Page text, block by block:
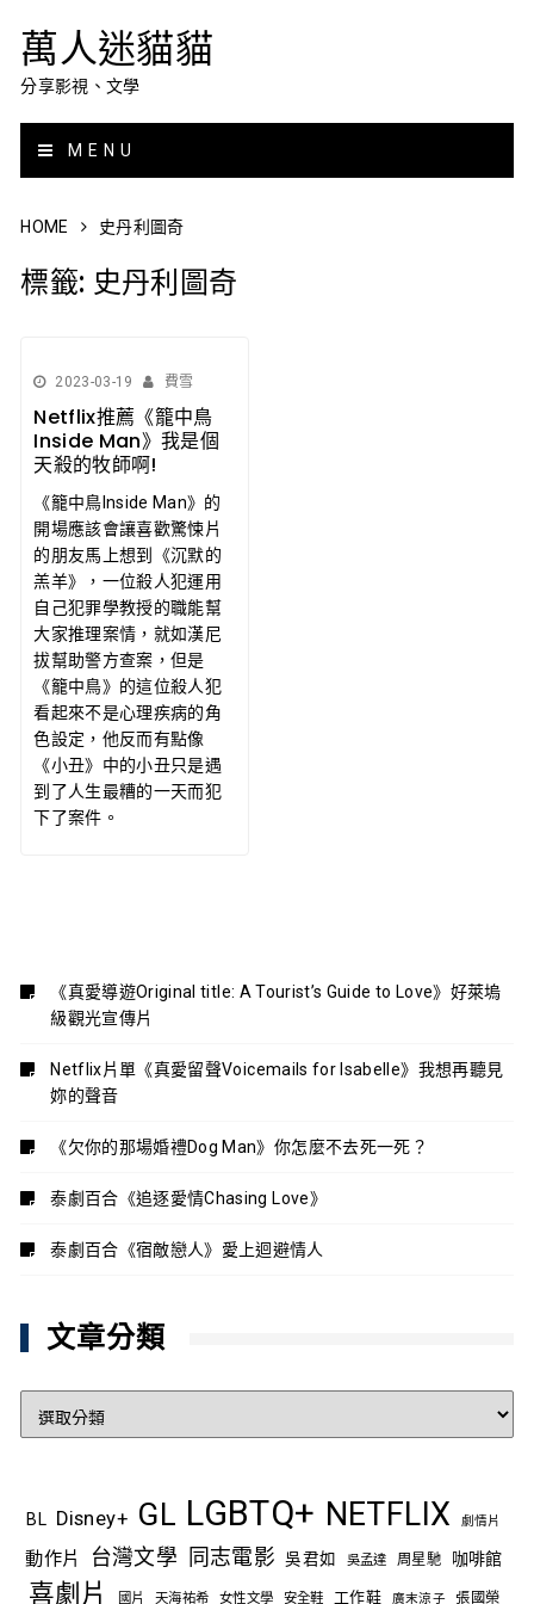
萬人迷貓貓
分享影視、文學
MENU
HOME 史丹利圖奇
標籤: 史丹利圖奇
2023-03-19 費雪
Netflix推薦《籠中鳥
Inside Man》我是個
天殺的牧師啊!
《籠中鳥Inside Man》的
開場應該會讓喜歡驚悚片
的朋友馬上想到《沉默的
羔羊》，一位殺人犯運用
自己犯罪學教授的職能幫
大家推理案情，就如漢尼
拔幫助警方查案，但是
《籠中鳥》的這位殺人犯
看起來不是心理疾病的角
色設定，他反而有點像
《小丑》中的小丑只是遇
到了人生最糟的一天而犯
下了案件。
《真愛導遊Original title: A Tourist’s Guide to Love》好萊塢
級觀光宣傳片
Netflix片單《真愛留聲Voicemails for Isabelle》我想再聽見
妳的聲音
《欠你的那場婚禮Dog Man》你怎麼不去死一死？
泰劇百合《追逐愛情Chasing Love》
泰劇百合《宿敵戀人》愛上迴避情人
文章分類
BL
Disney+ GL LGBTQ+ NETFLIX 劇情片
動作片 台灣文學 同志電影 吳君如 吳孟達 周星馳 咖啡館
喜劇片 國片 天海祐希 女性文學 安全鞋 工作鞋 廣末涼子 張國榮